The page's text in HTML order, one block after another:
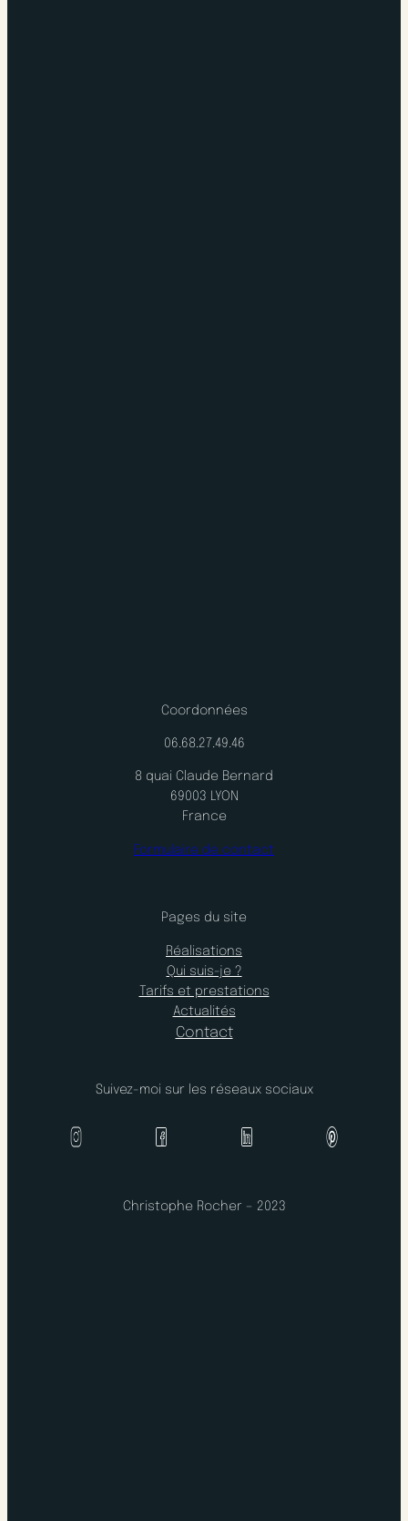
Coordonnées
06.68.27.49.46
8 quai Claude Bernard
69003 LYON
France
Formulaire de contact
Pages du site
Réalisations
Qui suis-je ?
Tarifs et prestations
Actualités
Contact
Suivez-moi sur les réseaux sociaux
Christophe Rocher – 2023